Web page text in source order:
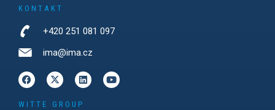
KONTAKT
+420 251 081 097
ima@ima.cz
WITTE GROUP